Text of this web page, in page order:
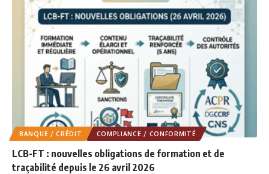
BANQUE / CRÉDIT COMPLIANCE / CONFORMITÉ
LCB-FT : nouvelles obligations de formation et de
traçabilité depuis le 26 avril 2026